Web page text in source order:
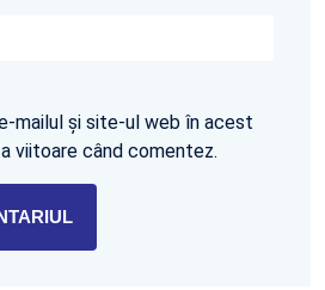
mailul și site-ul web în acest
viitoare când comentez.